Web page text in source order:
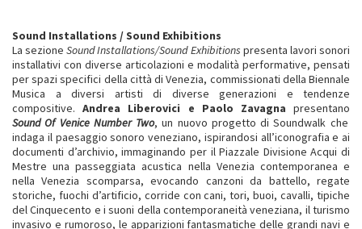
Sound Installations / Sound Exhibitions
La sezioneSound Installations/Sound Exhibitions presenta lavori sonori
installativi con diverse articolazioni e modalità performative, pensati
per spazi specifici della città di Venezia, commissionati della Biennale
Musica a diversi artisti di diverse generazioni e tendenze
compositive.Andrea Liberovici e Paolo Zavagna presentano
Sound Of Venice Number Two, un nuovo progetto di Soundwalk che
indaga il paesaggio sonoro veneziano, ispirandosi all’iconografia e ai
documenti d’archivio, immaginando per il Piazzale Divisione Acqui di
Mestre una passeggiata acustica nella Venezia contemporanea e
nella Venezia scomparsa, evocando canzoni da battello, regate
storiche, fuochi d’artificio, corride con cani, tori, buoi, cavalli, tipiche
del Cinquecento e i suoni della contemporaneità veneziana, il turismo
invasivo e rumoroso, le apparizioni fantasmatiche delle grandi navi e